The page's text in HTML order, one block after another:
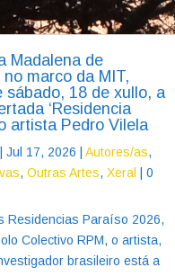
Madalena de
no marco da MIT,
sábado, 18 de xullo, a
‘Residencia
artista Pedro Vilela
Jul 17, 2026 Autores/as,
, Outras Artes, Xeral
| 0
Residencias Paraíso 2026,
Colectivo RPM, o artista,
brasileiro está a